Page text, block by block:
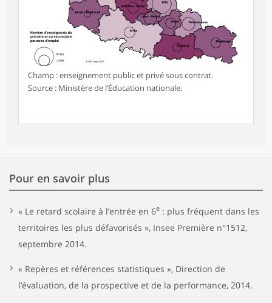
Champ : enseignement public et privé sous contrat.
Source : Ministère de l’Éducation nationale.
Pour en savoir plus
« Le retard scolaire à l’entrée en 6e : plus fréquent dans les
territoires les plus défavorisés », Insee Première n°1512,
septembre 2014.
« Repères et références statistiques », Direction de
l’évaluation, de la prospective et de la performance, 2014.